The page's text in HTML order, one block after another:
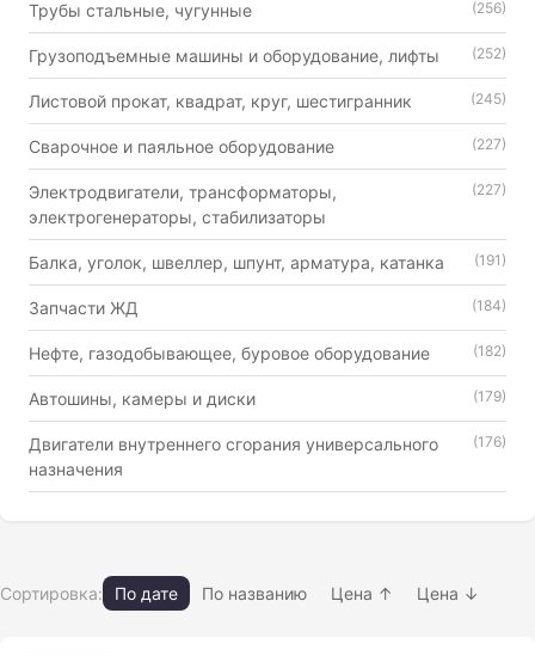
Трубы стальные, чугунные (256)
Грузоподъемные машины и оборудование, лифты (252)
Листовой прокат, квадрат, круг, шестигранник (245)
Сварочное и паяльное оборудование (227)
Электродвигатели, трансформаторы,
электрогенераторы, стабилизаторы
(227)
Балка, уголок, швеллер, шпунт, арматура, катанка (191)
Запчасти ЖД (184)
Нефте, газодобывающее, буровое оборудование (182)
Автошины, камеры и диски (179)
Двигатели внутреннего сгорания универсального
назначения
(176)
Сортировка: По дате По названию Цена ↑ Цена ↓